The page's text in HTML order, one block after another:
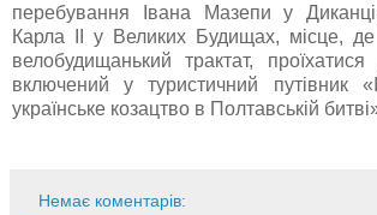
перебування Івана Мазепи у
Карла ІІ у Великих Будищах, місце,
велобудищанький трактат,
включений у туристичний путівник
українське козацтво в Полтавській
Немає коментарів: